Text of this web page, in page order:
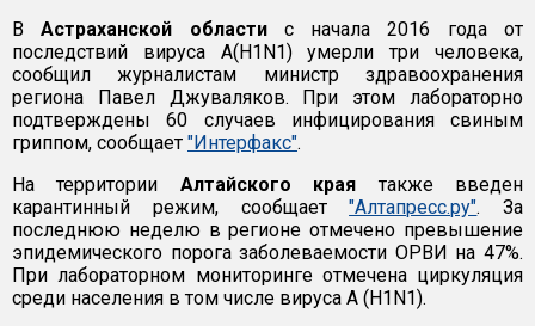
ВАстраханской областис начала 2016 года от
последствий вируса А(Н1N1) умерли три человека,
сообщил журналистам министр здравоохранения
региона Павел Джуваляков. При этом лабораторно
подтверждены 60 случаев инфицирования свиным
гриппом, сообщает "Интерфакс".
На территории Алтайского края также введен
карантинный режим, сообщает"Алтапресс.ру". За
последнюю неделю в регионе отмечено превышение
эпидемического порога заболеваемости ОРВИ на 47%.
При лабораторном мониторинге отмечена циркуляция
среди населения в том числе вируса A (H1N1).